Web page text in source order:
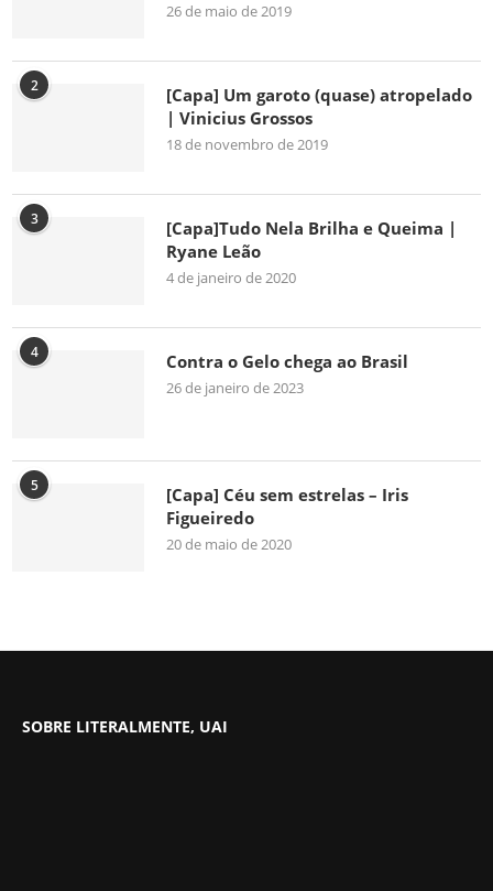
26 de maio de 2019
2
[Capa] Um garoto (quase) atropelado
| Vinicius Grossos
18 de novembro de 2019
3
[Capa]Tudo Nela Brilha e Queima |
Ryane Leão
4 de janeiro de 2020
4 Contra o Gelo chega ao Brasil
26 de janeiro de 2023
5
[Capa] Céu sem estrelas – Iris
Figueiredo
20 de maio de 2020
SOBRE LITERALMENTE, UAI